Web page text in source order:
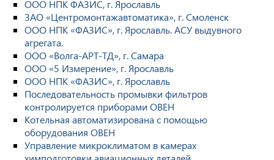
ООО НПК ФАЗИС, г. Ярославль
ЗАО «Центромонтажавтоматика», г. Смоленск
ООО НПК «ФАЗИС», г. Ярославль. АСУ выдувного
агрегата.
ООО «Волга-АРТ-ТД», г. Самара
ООО «5 Измерение», г. Ярославль
ООО НПК «ФАЗИС», г. Ярославль
Последовательность промывки фильтров
контролируется приборами ОВЕН
Котельная автоматизирована с помощью
оборудования ОВЕН
Управление микроклиматом в камерах